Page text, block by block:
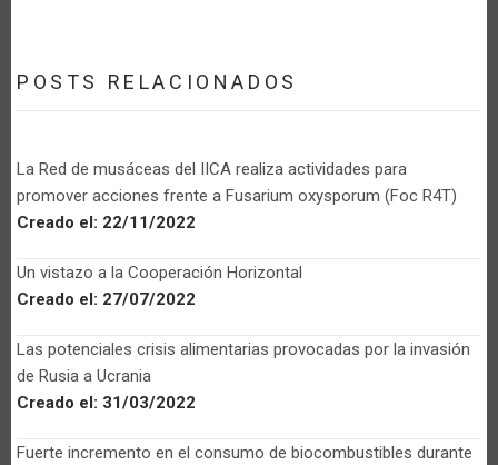
POSTS RELACIONADOS
La Red de musáceas del IICA realiza actividades para
promover acciones frente a Fusarium oxysporum (Foc R4T)
Creado el: 22/11/2022
Un vistazo a la Cooperación Horizontal
Creado el: 27/07/2022
Las potenciales crisis alimentarias provocadas por la invasión
de Rusia a Ucrania
Creado el: 31/03/2022
Fuerte incremento en el consumo de biocombustibles durante